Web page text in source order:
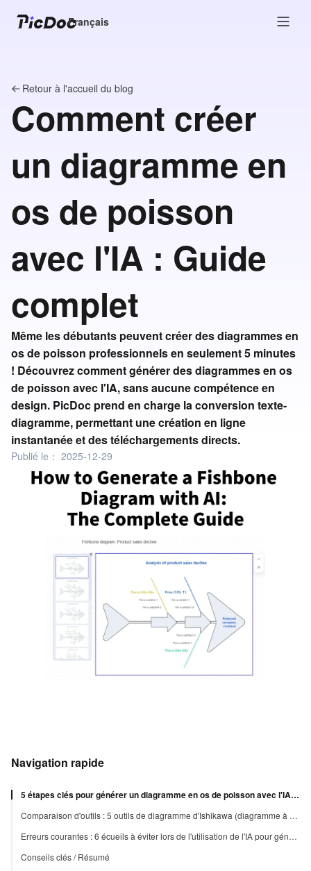
Français
Retour à l'accueil du blog
Comment créer
un diagramme en
os de poisson
avec l'IA : Guide
complet
Même les débutants peuvent créer des diagrammes en
os de poisson professionnels en seulement 5 minutes
! Découvrez comment générer des diagrammes en os
de poisson avec l'IA, sans aucune compétence en
design. PicDoc prend en charge la conversion texte-
diagramme, permettant une création en ligne
instantanée et des téléchargements directs.
Publié le： 2025-12-29
Navigation rapide
5 étapes clés pour générer un diagramme en os de poisson avec l'IA (en utilisant PicDoc comme exemple)
Comparaison d'outils : 5 outils de diagramme d'Ishikawa (diagramme à os de poisson) IA grand public
Erreurs courantes : 6 écueils à éviter lors de l'utilisation de l'IA pour générer des diagrammes en os de poisson
Conseils clés / Résumé